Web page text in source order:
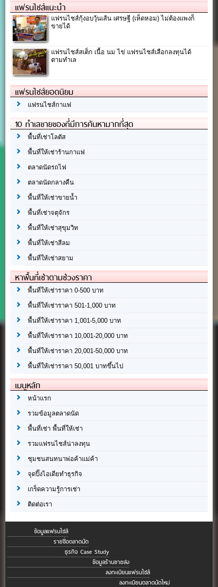
แฟรนไชส์แนะนำ
แฟรนไชส์กุ้งอบวุ้นเส้น เศรษฐี (เห็ดหอม) ไม่ต้องแพงก็
ขายได้
แฟรนไชส์สเต็ก เนื้อ นม ไข่ แฟรนไชส์เลือกลงทุนได้
ตามทำเล
แฟรนไชส์ยอดนิยม
แฟรนไชส์กาแฟ
10 ทำเลขายของที่มีการค้นหามากที่สุด
พื้นที่เช่าโลตัส
พื้นที่ให้เช่าร้านกาแฟ
ตลาดนัดรถไฟ
ตลาดนัดกลางคืน
พื้นที่ให้เช่าขายน้ำ
พื้นที่เช่าจตุจักร
พื้นที่ให้เช่าสุขุมวิท
พื้นที่ให้เช่าสีลม
พื้นที่ให้เช่าสยาม
หาพื้นที่เช่าตามช่วงราคา
พื้นที่ให้เช่าราคา 0-500 บาท
พื้นที่ให้เช่าราคา 501-1,000 บาท
พื้นที่ให้เช่าราคา 1,001-5,000 บาท
พื้นที่ให้เช่าราคา 10,001-20,000 บาท
พื้นที่ให้เช่าราคา 20,001-50,000 บาท
พื้นที่ให้เช่าราคา 50,001 บาทขึ้นไป
เมนูหลัก
หน้าแรก
รวมข้อมูลตลาดนัด
พื้นที่เช่า พื้นที่ให้เช่า
รวมแฟรนไชส์น่าลงทุน
ชุมชนสนทนาพ่อค้าแม่ค้า
จุดปิ๊งไอเดียทำธุรกิจ
เกร็ดความรู้การเช่า
ติดต่อเรา
ข้อมูลแฟรนไชส์
รายชื่อตลาดนัด
ธุรกิจ Case Study
ข้อมูลร้านขายส่ง
ลงทะเบียนแฟรนไชส์
ลงทะเบียนตลาดนัดใหม่